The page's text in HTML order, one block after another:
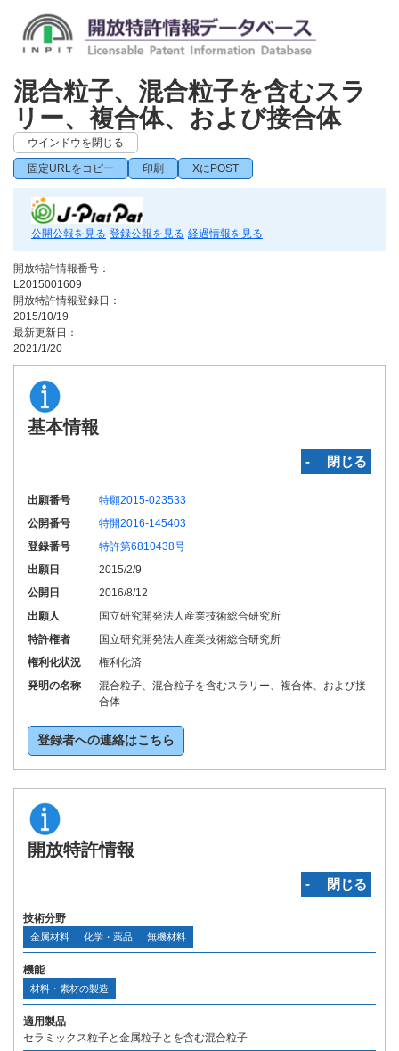
混合粒子、混合粒子を含むスラ
リー、複合体、および接合体
ウインドウを閉じる
固定URLをコピー 印刷 XにPOST
公開公報を見る 登録公報を見る 経過情報を見る
開放特許情報番号：
L2015001609
開放特許情報登録日：
2015/10/19
最新更新日：
2021/1/20
基本情報
‐ 閉じる
出願番号
特願2015-023533
公開番号
特開2016-145403
登録番号
特許第6810438号
出願日
2015/2/9
公開日
2016/8/12
出願人
国立研究開発法人産業技術総合研究所
特許権者
国立研究開発法人産業技術総合研究所
権利化状況
権利化済
発明の名称
混合粒子、混合粒子を含むスラリー、複合体、および接
合体
登録者への連絡はこちら
開放特許情報
‐ 閉じる
技術分野
金属材料 化学・薬品 無機材料
機能
材料・素材の製造
適用製品
セラミックス粒子と金属粒子とを含む混合粒子